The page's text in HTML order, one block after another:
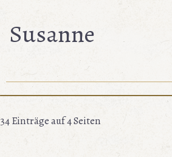
Susanne
34 Einträge auf 4 Seiten